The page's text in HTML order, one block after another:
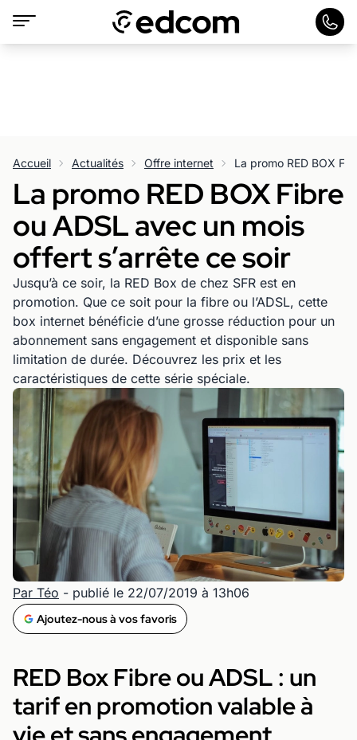
Accueil Actualités Offre internet
La promo RED BOX Fibre
ou ADSL avec un mois
offert s’arrête ce soir
Jusqu’à ce soir, la RED Box de chez SFR est en
promotion. Que ce soit pour la fibre ou l’ADSL, cette
box internet bénéficie d’une grosse réduction pour un
abonnement sans engagement et disponible sans
limitation de durée. Découvrez les prix et les
caractéristiques de cette série spéciale.
Par Téo - publié le 22/07/2019 à 13h06
Ajoutez-nous à vos favoris
RED Box Fibre ou ADSL : un
tarif en promotion valable à